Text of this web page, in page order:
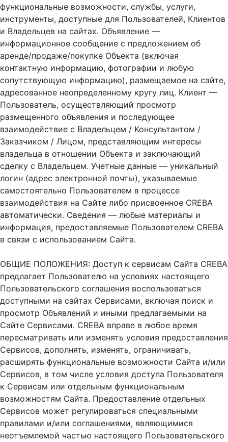
функциональные возможности, службы, услуги,
инструменты, доступные для Пользователей, Клиентов
и Владельцев на сайтах. Объявление —
информационное сообщение с предложением об
аренде/продаже/покупке Объекта (включая
контактную информацию, фотографии и любую
сопутствующую информацию), размещаемое на сайте,
адресованное неопределенному кругу лиц. Клиент —
Пользователь, осуществляющий просмотр
размещенного объявления и последующее
взаимодействие с Владельцем / Консультантом /
Заказчиком / Лицом, представляющим интересы
владельца в отношении Объекта и заключающий
сделку с Владельцем. Учетные данные — уникальный
логин (адрес электронной почты), указываемые
самостоятельно Пользователем в процессе
взаимодействия на Сайте либо присвоенное CREBA
автоматически. Сведения — любые материалы и
информация, предоставляемые Пользователем CREBA
в связи с использованием Сайта.
ОБЩИЕ ПОЛОЖЕНИЯ: Доступ к сервисам Сайта CREBA
предлагает Пользователю на условиях настоящего
Пользовательского соглашения воспользоваться
доступными на сайтах Сервисами, включая поиск и
просмотр Объявлений и иными предлагаемыми на
Сайте Сервисами. CREBA вправе в любое время
пересматривать или изменять условия предоставления
Сервисов, дополнять, изменять, ограничивать,
расширять функциональные возможности Сайта и/или
Сервисов, в том числе условия доступа Пользователя
к Сервисам или отдельным функциональным
возможностям Сайта. Предоставление отдельных
Сервисов может регулироваться специальными
правилами и/или соглашениями, являющимися
неотъемлемой частью настоящего Пользовательского